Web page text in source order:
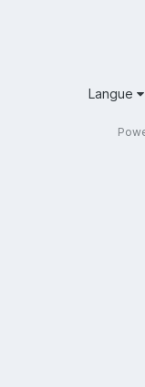
Langue